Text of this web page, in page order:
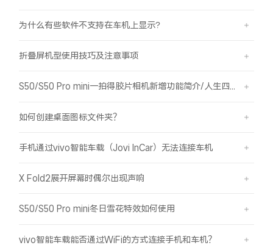
为什么有些软件不支持在车机上显示?
折叠屏机型使用技巧及注意事项
S50/S50 Pro mini一拍得胶片相机新增功能简介/人生四格如何拍摄
如何创建桌面图标文件夹？
手机通过vivo智能车载（Jovi InCar）无法连接车机
X Fold2展开屏幕时偶尔出现声响
S50/S50 Pro mini冬日雪花特效如何使用
vivo智能车载能否通过WiFi的方式连接手机和车机？